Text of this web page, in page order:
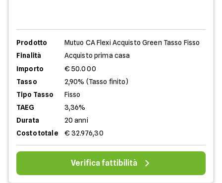
Prodotto
Mutuo CA Flexi Acquisto Green Tasso Fisso
Finalità
Acquisto prima casa
Importo
€ 50.000
Tasso
2,90% (Tasso finito)
Tipo Tasso
Fisso
TAEG
3,36%
Durata
20 anni
Costo totale
€ 32.976,30
Verifica fattibilità